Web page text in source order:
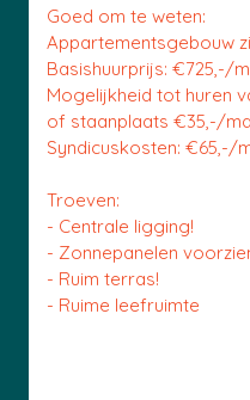
Goed om te weten:
Appartementsgebouw
Basishuurprijs: €725,-/
Mogelijkheid tot huren
of staanplaats €35,-/
Syndicuskosten: €65,-/
Troeven:
- Centrale ligging!
- Zonnepanelen
- Ruim terras!
- Ruime leefruimte